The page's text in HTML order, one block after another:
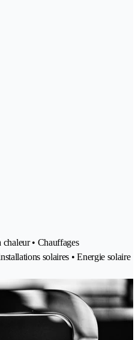
chaleur • Chauffages
solaires • Energie solaire